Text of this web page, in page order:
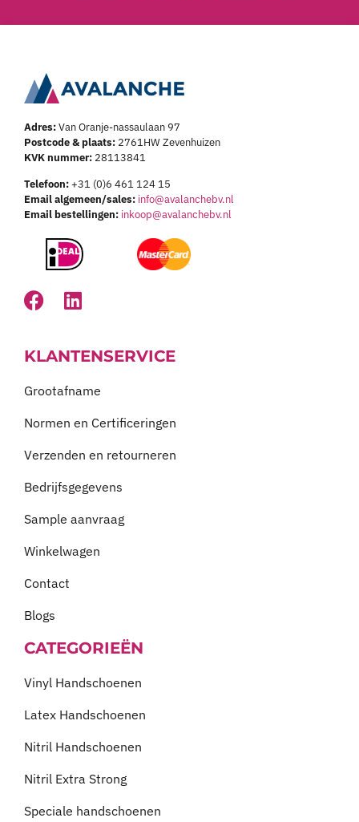
Adres:Van Oranje-nassaulaan 97
Postcode & plaats: 2761HW Zevenhuizen
KVK nummer: 28113841
Telefoon:+31 (0)6 461 124 15
Email algemeen/sales: info@avalanchebv.nl
Email bestellingen: inkoop@avalanchebv.nl
KLANTENSERVICE
Grootafname
Normen en Certificeringen
Verzenden en retourneren
Bedrijfsgegevens
Sample aanvraag
Winkelwagen
Contact
Blogs
CATEGORIEËN
Vinyl Handschoenen
Latex Handschoenen
Nitril Handschoenen
Nitril Extra Strong
Speciale handschoenen